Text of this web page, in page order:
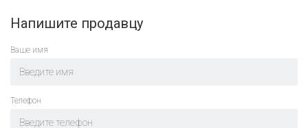
Напишите продавцу
Ваше имя
Телефон